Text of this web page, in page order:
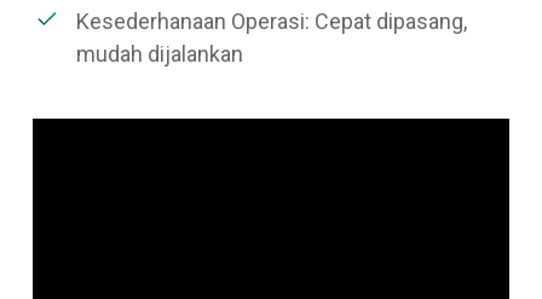
Kesederhanaan Operasi: Cepat dipasang,
mudah dijalankan